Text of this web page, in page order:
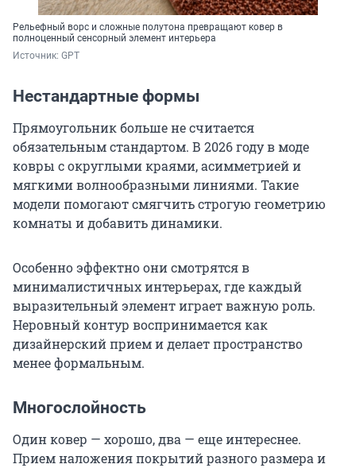
Рельефный ворс и сложные полутона превращают ковер в
полноценный сенсорный элемент интерьера
Источник: GPT
Нестандартные формы
Прямоугольник больше не считается
обязательным стандартом. В 2026 году в моде
ковры с округлыми краями, асимметрией и
мягкими волнообразными линиями. Такие
модели помогают смягчить строгую геометрию
комнаты и добавить динамики.
Особенно эффектно они смотрятся в
минималистичных интерьерах, где каждый
выразительный элемент играет важную роль.
Неровный контур воспринимается как
дизайнерский прием и делает пространство
менее формальным.
Многослойность
Один ковер — хорошо, два — еще интереснее.
Прием наложения покрытий разного размера и